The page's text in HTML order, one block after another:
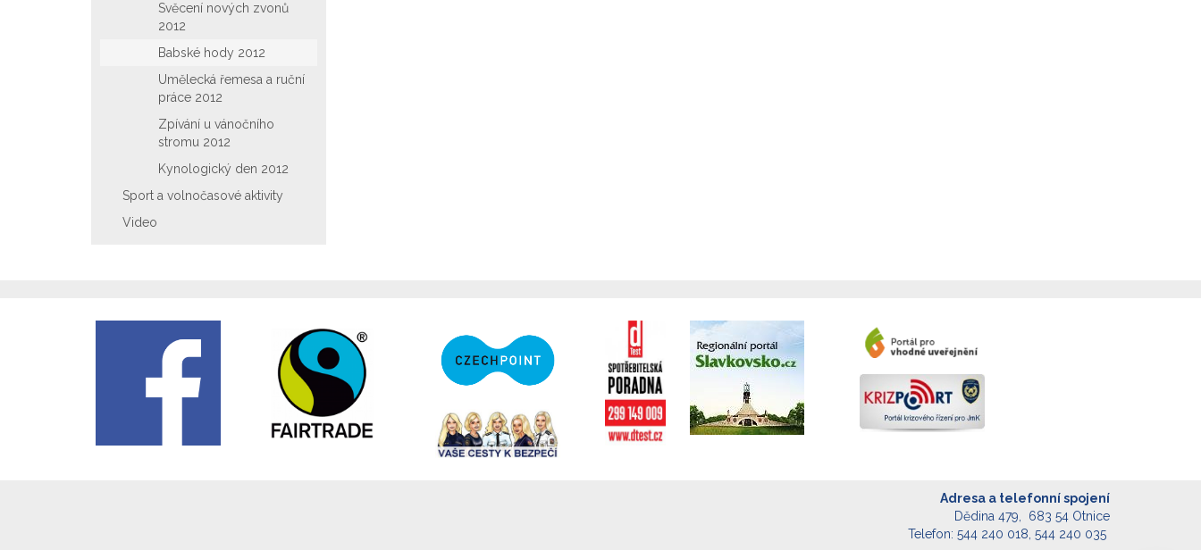
Svěcení nových zvonů
2012
Babské hody 2012
Umělecká řemesa a ruční
práce 2012
Zpívání u vánočního
stromu 2012
Kynologický den 2012
Sport a volnočasové aktivity
Video
Adresa a telefonní spojení
Dědina 479, 683 54 Otnice
Telefon: 544 240 018, 544 240 035